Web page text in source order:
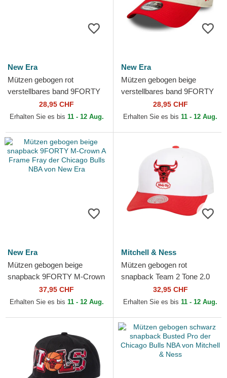
New Era
Mützen gebogen rot
verstellbares band 9FORTY
Outline der Chicago Bulls
NBA von New Era
28,95 CHF
Erhalten Sie es bis 11 - 12 Aug.
New Era
Mützen gebogen beige
verstellbares band 9FORTY
Colour Block der Chicago
Bulls NBA von New Era
28,95 CHF
Erhalten Sie es bis 11 - 12 Aug.
New Era
Mützen gebogen beige
snapback 9FORTY M-Crown
A Frame Fray der Chicago
Bulls NBA von New Era
37,95 CHF
Erhalten Sie es bis 11 - 12 Aug.
Mitchell & Ness
Mützen gebogen rot
snapback Team 2 Tone 2.0
Pro der Chicago Bulls NBA
von Mitchell & Ness
32,95 CHF
Erhalten Sie es bis 11 - 12 Aug.